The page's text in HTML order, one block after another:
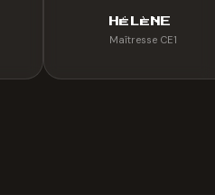
HÉLÈNE
Maîtresse CE1